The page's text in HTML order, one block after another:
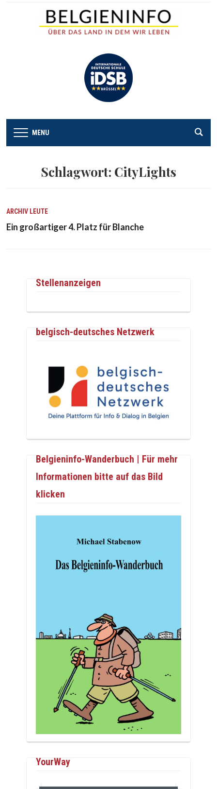
MENU
Schlagwort: CityLights
ARCHIV LEUTE
Ein großartiger 4. Platz für Blanche
Stellenanzeigen
belgisch-deutsches Netzwerk
Belgieninfo-Wanderbuch | Für mehr
Informationen bitte auf das Bild
klicken
YourWay